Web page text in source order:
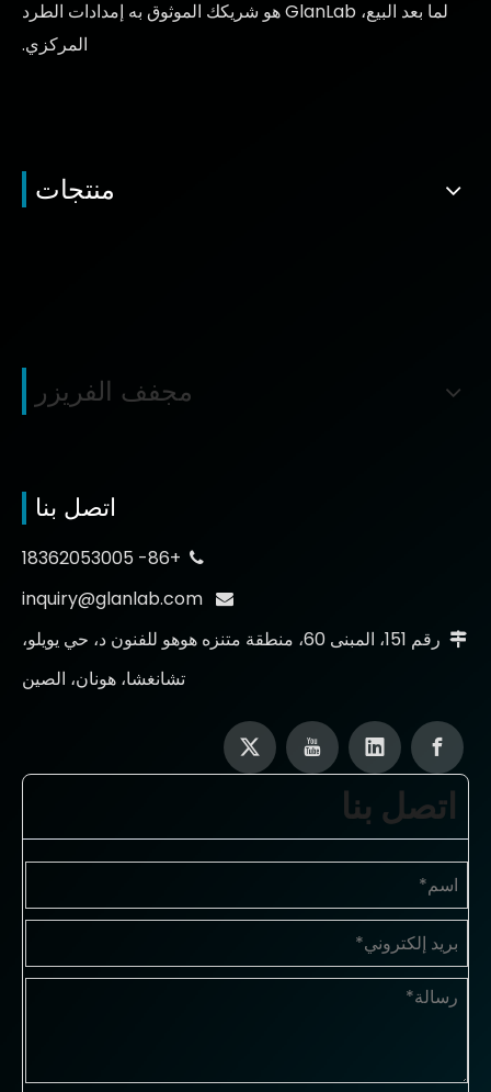
لما بعد البيع، GlanLab هو شريكك الموثوق به
إمدادات الطرد
المركزي.
منتجات
مجفف الفريزر
اتصل بنا

+86- 18362053005

inquiry@glanlab.com

رقم 151، المبنى 60، منطقة متنزه هوهو للفنون د، حي يويلو،
تشانغشا، هونان، الصين
اتصل بنا